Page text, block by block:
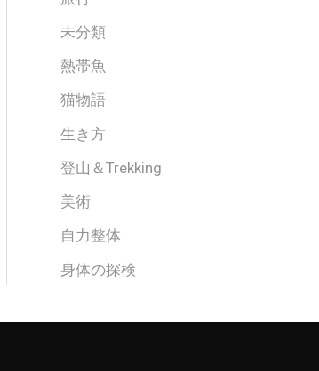
未分類
熱帯魚
猫物語
生き方
登山＆Trekking
美術
自力整体
身体の探検